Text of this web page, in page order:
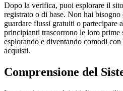
Dopo la verifica, puoi esplorare il
registrato o di base. Non hai
guardare flussi gratuiti o partecipare
principianti trascorrono le loro prime
esplorando e diventando comodi
acquisti.
Comprensione del